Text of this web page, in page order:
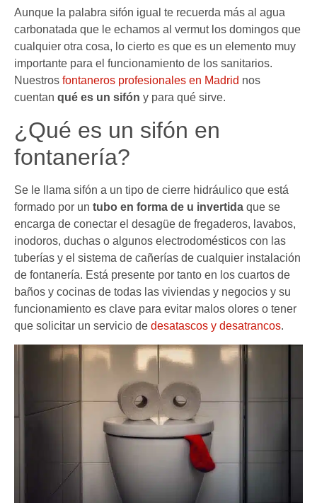
Aunque la palabra sifón igual te recuerda más al agua
carbonatada que le echamos al vermut los domingos que
cualquier otra cosa, lo cierto es que es un elemento muy
importante para el funcionamiento de los sanitarios.
Nuestros fontaneros profesionales en Madrid nos
cuentan qué es un sifón y para qué sirve.
¿Qué es un sifón en
fontanería?
Se le llama sifón a un tipo de cierre hidráulico que está
formado por un tubo en forma de u invertida que se
encarga de conectar el desagüe de fregaderos, lavabos,
inodoros, duchas o algunos electrodomésticos con las
tuberías y el sistema de cañerías de cualquier instalación
de fontanería. Está presente por tanto en los cuartos de
baños y cocinas de todas las viviendas y negocios y su
funcionamiento es clave para evitar malos olores o tener
que solicitar un servicio de desatascos y desatrancos.